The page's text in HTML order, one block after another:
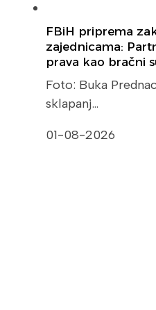
FBiH priprema
zajednicama:
prava kao bračni
Foto: Buka
sklapanj…
01-08-2026